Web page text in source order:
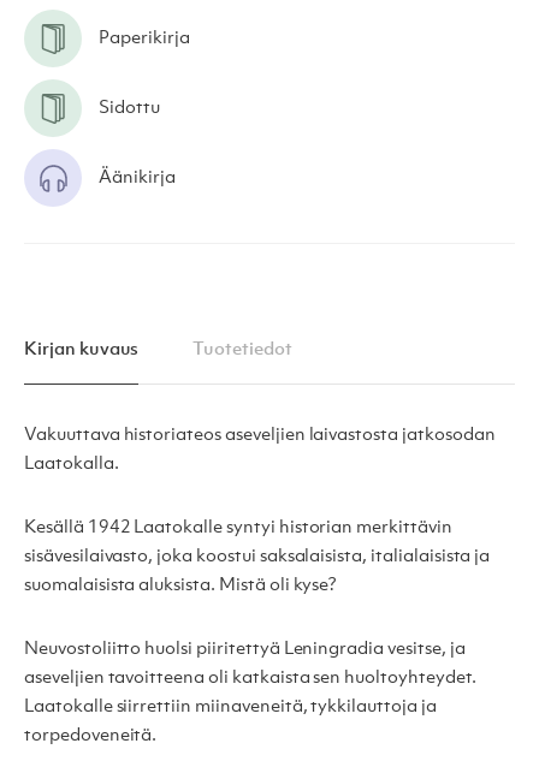
Paperikirja
Sidottu
Äänikirja
Kirjan kuvaus Tuotetiedot
Vakuuttava historiateos aseveljien laivastosta jatkosodan
Laatokalla.
Kesällä 1942 Laatokalle syntyi historian merkittävin
sisävesilaivasto, joka koostui saksalaisista, italialaisista ja
suomalaisista aluksista. Mistä oli kyse?
Neuvostoliitto huolsi piiritettyä Leningradia vesitse, ja
aseveljien tavoitteena oli katkaista sen huoltoyhteydet.
Laatokalle siirrettiin miinaveneitä, tykkilauttoja ja
torpedoveneitä.